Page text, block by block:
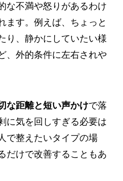
な不満や怒りがあるわけ
ます。例えば、ちょっと
り、静かにしていたい様
、外的条件に左右されや
な距離と短い声かけで落
に気を回しすぎる必要は
で整えたいタイプの場
だけで改善することもあ